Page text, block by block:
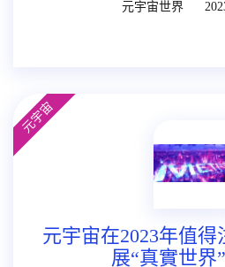
元宇宙世界
元宇宙在2023年值
展“真實世界
元宇宙